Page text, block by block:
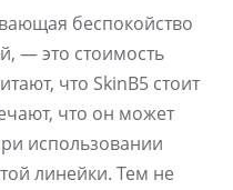
беспокойство
— это стоимость
что SkinB5 стоит
что он может
использовании
линейки. Тем не